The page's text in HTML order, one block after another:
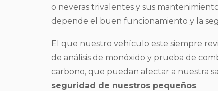
o neveras trivalentes y sus
depende el buen funcionamiento y la
El que nuestro vehículo este siempre
de análisis de monóxido y prueba de
carbono, que puedan afectar a nuestra
seguridad de nuestros pequeños.